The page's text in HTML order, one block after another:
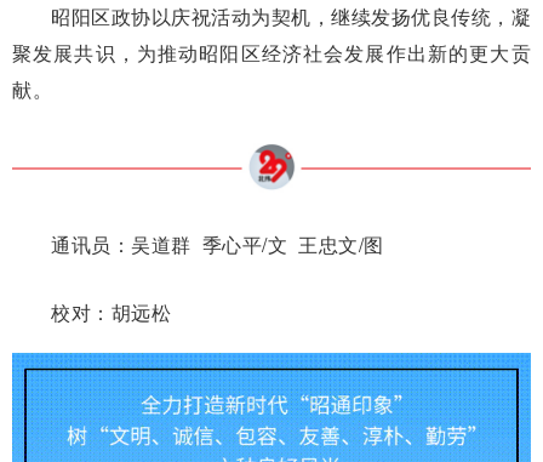
昭阳区政协以庆祝活动为契机，继续发扬优良传统，凝
聚发展共识，为推动昭阳区经济社会发展作出新的更大贡
献。
通讯员：吴道群 季心平/文 王忠文/图
校对：胡远松